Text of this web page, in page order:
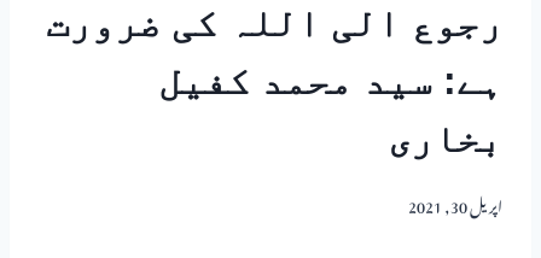
رجوع الی اللہ کی ضرورت
ہے: سید محمد کفیل
بخاری
اپریل 30, 2021